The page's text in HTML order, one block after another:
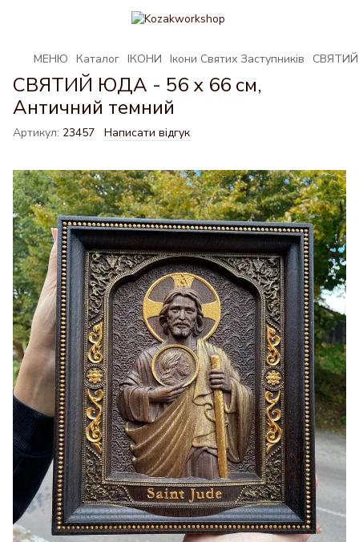
МЕНЮ Каталог ІКОНИ Ікони Святих Заступників СВЯТИЙ
СВЯТИЙ ЮДА - 56 х 66 см,
Античний темний
Артикул: 23457 Написати відгук